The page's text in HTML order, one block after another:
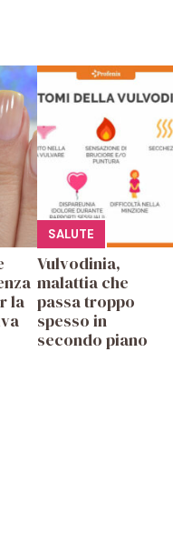
la
SALUTE
Vulvodinia,
malattia che
passa troppo
spesso in
secondo piano